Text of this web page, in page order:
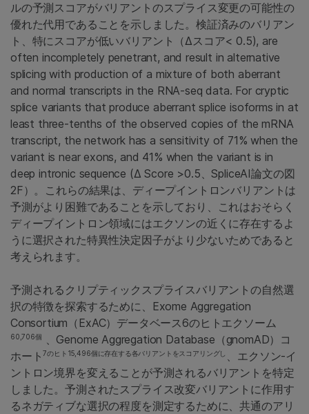
ルの予測スコアがバリアントのスプライス変更の可能性の
優れた代用であることを示しました。検証済みのバリアン
ト、特にスコアが低いバリアント（∆スコア< 0.5), are
often incompletely penetrant, and result in alternative
splicing with production of a mixture of both aberrant
and normal transcripts in the RNA-seq data. For cryptic
splice variants that produce aberrant splice isoforms in at
least three-tenths of the observed copies of the mRNA
transcript, the network has a sensitivity of 71% when the
variant is near exons, and 41% when the variant is in
deep intronic sequence (∆ Score >0.5、SpliceAI論文の図
2F）。これらの結果は、ディープイントロンバリアントは
予測がより困難であることを示しており、これはおそらく
ディープイントロン領域にはエクソンの近くに存在するよ
うに選択された特異性決定因子がより少ないためであると
考えられます。
予測されるクリプティックスプライスバリアントの自然選
択の特徴を探索するために、Exome Aggregation
Consortium（ExAC）データベース6のヒトエクソーム
60,706個
、Genome Aggregation Database（gnomAD）コ
ホート 7のヒト15,496個に存在する各バリアントをスコアリングし
、エクソン-イ
ントロン境界を変えることが予測されるバリアントを特定
しました。予測されたスプライス改変バリアントに作用す
るネガティブな選択の程度を測定するために、共通のアリ